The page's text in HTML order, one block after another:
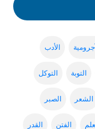
الأدب
التوبة التوكل
الشعر الصبر
الفتن القدر